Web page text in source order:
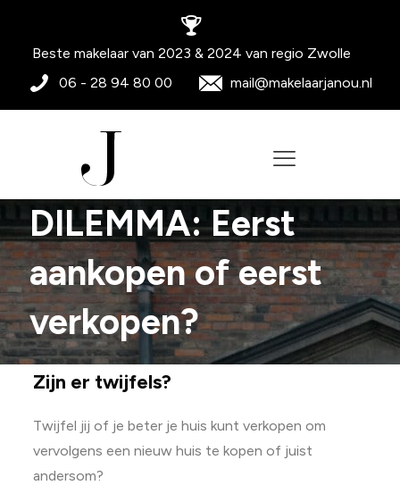
Beste makelaar van 2023 & 2024 van regio Zwolle
06 - 28 94 80 00
mail@makelaarjanou.nl
DILEMMA: Eerst
aankopen of eerst
verkopen?
Zijn er twijfels?
Twijfel jij of je beter je huis kunt verkopen om
vervolgens een nieuw huis te kopen of juist
andersom?